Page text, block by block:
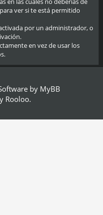
ver si te está permitido
por un administrador, o
en vez de usar los
by MyBB
Rooloo.